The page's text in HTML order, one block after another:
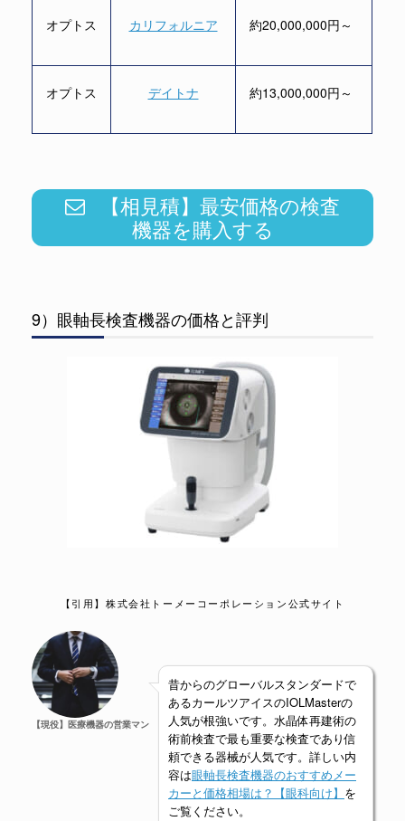
オプトス カリフォルニア 約20,000,000円～
オプトス デイトナ 約13,000,000円～
【相見積】最安価格の検査
機器を購入する
9）眼軸長検査機器の価格と評判
【引用】株式会社トーメーコーポレーション公式サイト
【現役】医療機器の営業マン
昔からのグローバルスタンダードで
あるカールツアイスのIOLMasterの
人気が根強いです。水晶体再建術の
術前検査で最も重要な検査であり信
頼できる器械が人気です。詳しい内
容は眼軸長検査機器のおすすめメー
カーと価格相場は？【眼科向け】 を
ご覧ください。